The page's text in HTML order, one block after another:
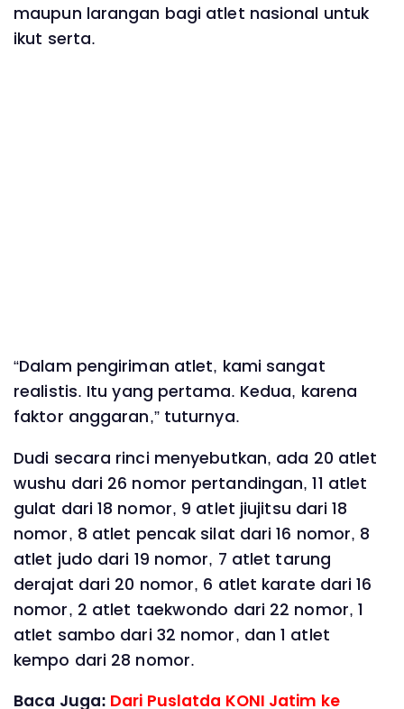
maupun larangan bagi atlet nasional untuk
ikut serta.
“Dalam pengiriman atlet, kami sangat
realistis. Itu yang pertama. Kedua, karena
faktor anggaran,” tuturnya.
Dudi secara rinci menyebutkan, ada 20 atlet
wushu dari 26 nomor pertandingan, 11 atlet
gulat dari 18 nomor, 9 atlet jiujitsu dari 18
nomor, 8 atlet pencak silat dari 16 nomor, 8
atlet judo dari 19 nomor, 7 atlet tarung
derajat dari 20 nomor, 6 atlet karate dari 16
nomor, 2 atlet taekwondo dari 22 nomor, 1
atlet sambo dari 32 nomor, dan 1 atlet
kempo dari 28 nomor.
Baca Juga: Dari Puslatda KONI Jatim ke